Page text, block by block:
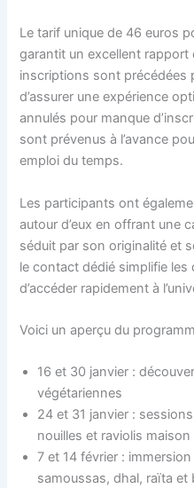
Le tarif unique de 46 euros
garantit un excellent rapport
inscriptions sont précédées
d’assurer une expérience
annulés pour manque
sont prévenus à l’avance
emploi du temps.
Les participants ont
autour d’eux en offrant une
séduit par son originalité et
le contact dédié simplifie
d’accéder rapidement à
Voici un aperçu du
16 et 30 janvier :
végétariennes
24 et 31 janvier :
nouilles et raviolis maison
7 et 14 février :
samoussas, dhal, raïta et